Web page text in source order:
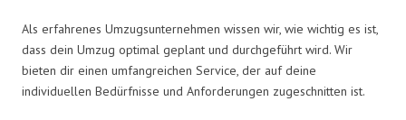
Als erfahrenes Umzugsunternehmen wissen wir, wie wichtig es ist,
dass dein Umzug optimal geplant und durchgeführt wird. Wir
bieten dir einen umfangreichen Service, der auf deine
individuellen Bedürfnisse und Anforderungen zugeschnitten ist.